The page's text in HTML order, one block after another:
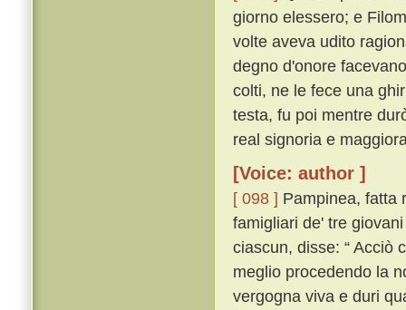
giorno elessero; e
volte aveva udito
degno d'onore
colti, ne le fece una
testa, fu poi mentre
real signoria e
[Voice: author ]
[ 098 ] Pampinea, fatta
famigliari de' tre
ciascun, disse: “ Acciò
meglio procedendo la
vergogna viva e duri